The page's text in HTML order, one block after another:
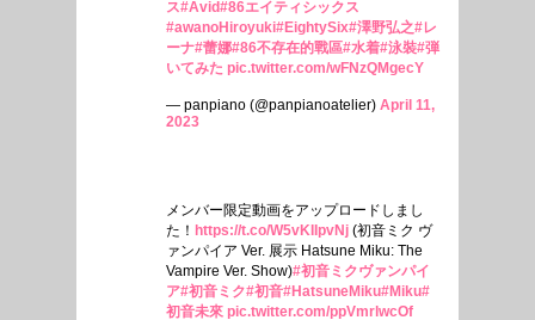
ス#Avid#86エイティシックス
#awanoHiroyuki#EightySix#澤野弘之#レ
ーナ#蕾娜#86不存在的戰區#水着#泳裝#弾
いてみた pic.twitter.com/wFNzQMgecY
— panpiano (@panpianoatelier) April 11,
2023
メンバー限定動画をアップロードしまし
た！ https://t.co/W5vKIIpvNj (初音ミク ヴ
ァンパイア Ver. 展示 Hatsune Miku: The
Vampire Ver. Show)#初音ミクヴァンパイ
ア#初音ミク#初音#HatsuneMiku#Miku#
初音未來 pic.twitter.com/ppVmrlwcOf